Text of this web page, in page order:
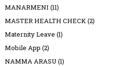
MANARMENI (11)
MASTER HEALTH CHECK(2)
Maternity Leave (1)
Mobile App (2)
NAMMA ARASU (1)